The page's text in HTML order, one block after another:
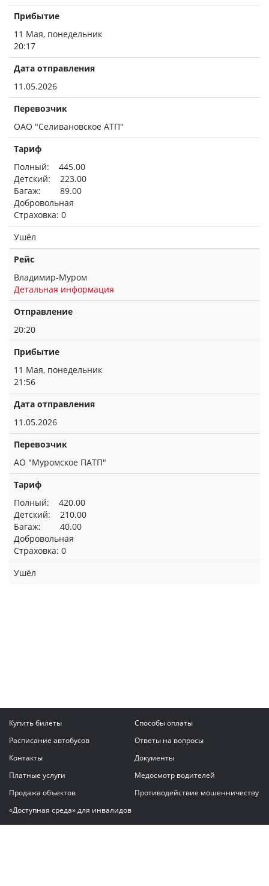
Прибытие
11 Мая, понедельник
20:17
Дата отправления
11.05.2026
Перевозчик
ОАО "Селивановское АТП"
Тариф
Полный: 445.00
Детский: 223.00
Багаж: 89.00
Добровольная
Страховка: 0
Ушёл
Рейс
Владимир-Муром
Детальная информация
Отправление
20:20
Прибытие
11 Мая, понедельник
21:56
Дата отправления
11.05.2026
Перевозчик
АО "Муромское ПАТП"
Тариф
Полный: 420.00
Детский: 210.00
Багаж: 40.00
Добровольная
Страховка: 0
Ушёл
Купить билеты
Способы оплаты
Расписание автобусов
Ответы на вопросы
Контакты
Документы
Платные услуги
Медосмотр водителей
Продажа объектов
Противодействие мошенничеству
«Доступная среда» для инвалидов